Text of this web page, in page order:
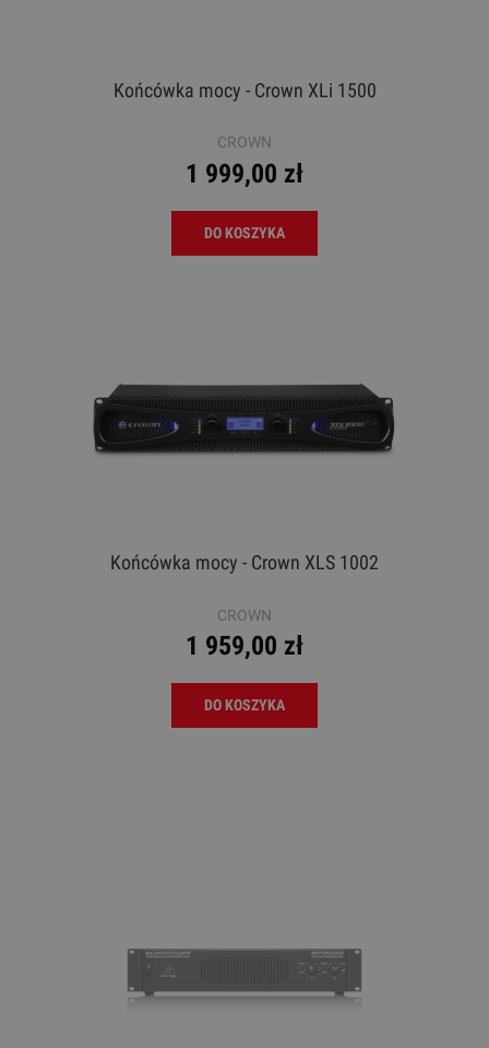
Końcówka mocy - Crown XLi 1500
CROWN
1 999,00 zł
DO KOSZYKA
Końcówka mocy - Crown XLS 1002
CROWN
1 959,00 zł
DO KOSZYKA